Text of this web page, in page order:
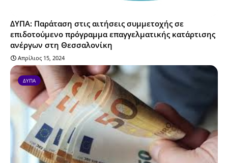
ΔΥΠΑ: Παράταση στις αιτήσεις συμμετοχής σε
επιδοτούμενο πρόγραμμα επαγγελματικής κατάρτισης
ανέργων στη Θεσσαλονίκη
Απρίλιος 15, 2024
ΔΥΠΑ